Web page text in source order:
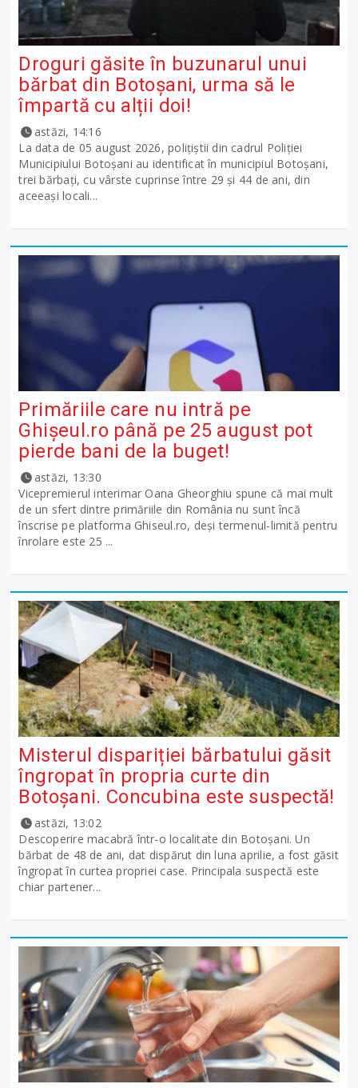
Droguri găsite în buzunarul unui
bărbat din Botoșani, urma să le
împartă cu alții doi!
astăzi, 14:16
La data de 05 august 2026, polițiștii din cadrul Poliției
Municipiului Botoșani au identificat în municipiul Botoșani,
trei bărbați, cu vârste cuprinse între 29 și 44 de ani, din
aceeași locali...
Primăriile care nu intră pe
Ghişeul.ro până pe 25 august pot
pierde bani de la buget!
astăzi, 13:30
Vicepremierul interimar Oana Gheorghiu spune că mai mult
de un sfert dintre primăriile din România nu sunt încă
înscrise pe platforma Ghiseul.ro, deși termenul-limită pentru
înrolare este 25 ...
Misterul dispariției bărbatului găsit
îngropat în propria curte din
Botoșani. Concubina este suspectă!
astăzi, 13:02
Descoperire macabră într-o localitate din Botoșani. Un
bărbat de 48 de ani, dat dispărut din luna aprilie, a fost găsit
îngropat în curtea propriei case. Principala suspectă este
chiar partener...